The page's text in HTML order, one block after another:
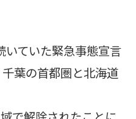
ていた緊急事態宣言
葉の首都圏と北海道